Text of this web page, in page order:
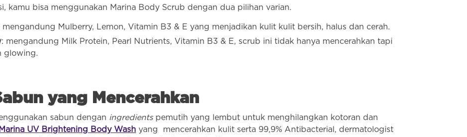
kamu bisa menggunakan Marina Body Scrub dengan dua pilihan varian.
mengandung Mulberry, Lemon, Vitamin B3 & E yang menjadikan kulit kulit bersih, halus dan cerah.
: mengandung Milk Protein, Pearl Nutrients, Vitamin B3 & E, scrub ini tidak hanya mencerahkan tapi
glowing.
yang Mencerahkan
sabun dengan ingredients pemutih yang lembut untuk menghilangkan kotoran dan
Marina UV Brightening Body Wash yang mencerahkan kulit serta 99,9% Antibacterial, dermatologist